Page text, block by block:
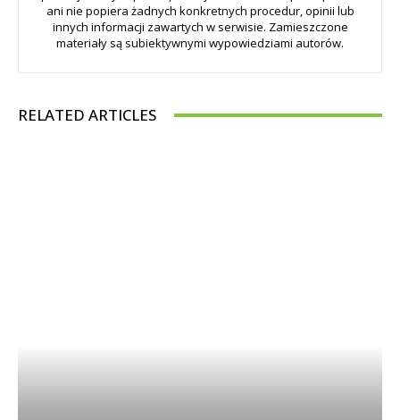
ani nie popiera żadnych konkretnych procedur, opinii lub
innych informacji zawartych w serwisie. Zamieszczone
materiały są subiektywnymi wypowiedziami autorów.
RELATED ARTICLES